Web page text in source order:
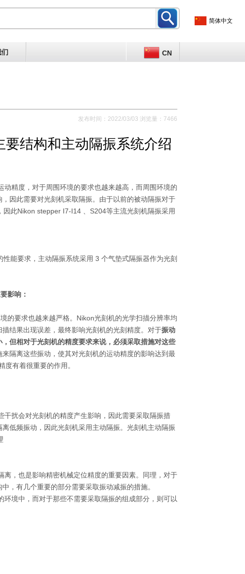
CN
发布时间：2022/03/03 浏览量：7466
结构和主动隔振系统介绍
精度，对于周围环境的要求也越来越高，而周围环境的
因此需要对光刻机采取隔振。由于以前的被动隔振对于
因此Nikon stepper I7-I14 、S204等主流光刻机隔振采用
能要求，主动隔振系统采用 3 个气垫式隔振器作为光刻
影响：
的要求也越来越严格。Nikon光刻机的光学扫描分辨率均
结果出现误差，最终影响光刻机的光刻精度。对于振动
但相对于光刻机的精度要求来说，必须采取措施对这些
隔离这些振动，使其对光刻机的运动精度的影响达到最
度有着很重要的作用。
扰会对光刻机的精度产生影响，因此需要采取隔振措
低频振动，因此光刻机采用主动隔振。光刻机主动隔振
离，也是影响精密机械定位精度的重要因素。同理，对于
，有几个重要的部分需要采取振动减振的措施。
境中，而对于那些不需要采取隔振的组成部分，则可以
简体中文